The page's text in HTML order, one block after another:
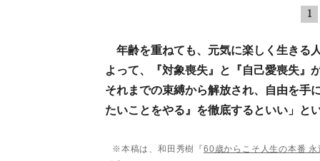
1
年齢を重ねても、元気に楽しく生きる
よって、『対象喪失』と『自己愛喪失』
それまでの束縛から解放され、自由を手
たいことをやる』を徹底するといい」
※本稿は、和田秀樹『60歳からこそ人生の本番